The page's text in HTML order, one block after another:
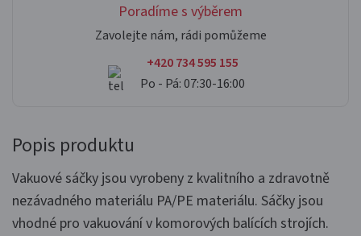
Poradíme s výběrem
Zavolejte nám, rádi pomůžeme
+420 734 595 155
Po - Pá: 07:30-16:00
Popis produktu
Vakuové sáčky jsou vyrobeny z kvalitního a zdravotně
nezávadného materiálu PA/PE materiálu. Sáčky jsou
vhodné pro vakuování v komorových balících strojích.